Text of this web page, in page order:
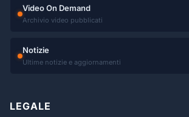
Video On Demand
Archivio video pubblicati
Notizie
Ultime notizie e aggiornamenti
LEGALE